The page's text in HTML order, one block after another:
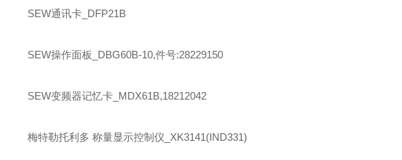
SEW通讯卡_DFP21B
SEW操作面板_DBG60B-10,件号:28229150
SEW变频器记忆卡_MDX61B,18212042
梅特勒托利多 称量显示控制仪_XK3141(IND331)